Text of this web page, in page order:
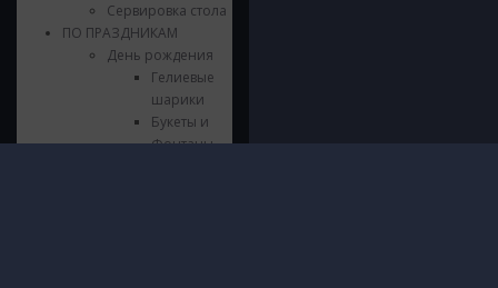
Сервировка стола
ПО ПРАЗДНИКАМ
День рождения
Гелиевые
шарики
Букеты и
Фонтаны